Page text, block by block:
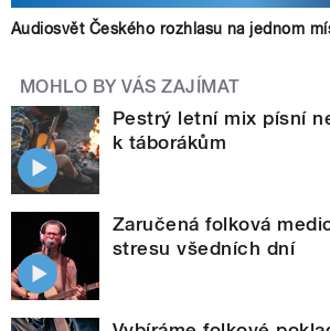
Audiosvět Českého rozhlasu na jednom
MOHLO BY VÁS ZAJÍMAT
Pestrý letní mix písní
k táborákům
Zaručená folková
stresu všedních dní